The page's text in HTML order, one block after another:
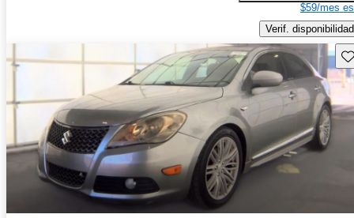
$59/mes
Verif. disponibilidad